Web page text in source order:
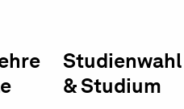
Studienwahl
& Studium